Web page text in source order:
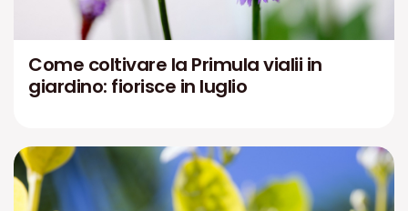
Come coltivare la Primula vialii in
giardino: fiorisce in luglio